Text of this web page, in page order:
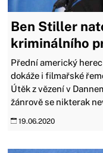
Ben Stiller
kriminálního
Přední americký
dokáže i filmařské
Útěk z vězení v
žánrově se nikterak
19.06.2020